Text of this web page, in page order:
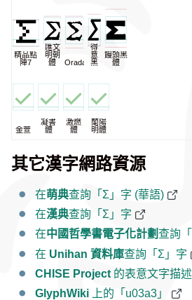
精品點
陣7
匯文
明朝
體
Oradano
得
意
黑
饅頭黑
體
金萱
凝書
體
激燃
體
蘭陽
明體
其它漢字網路資源
在萌典查詢「Σ」字 (華語)
在漢典查詢「Σ」字
在中國哲學書電子化計劃查詢
在 Unihan 資料庫查詢「Σ」字
CHISE Project 的表意文字描
GlyphWiki 上的「u03a3」